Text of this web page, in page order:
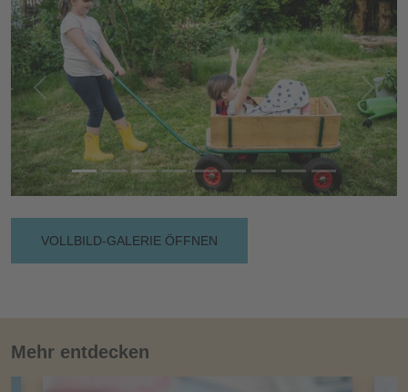
Vorherige
VOLLBILD-GALERIE ÖFFNEN
Mehr entdecken